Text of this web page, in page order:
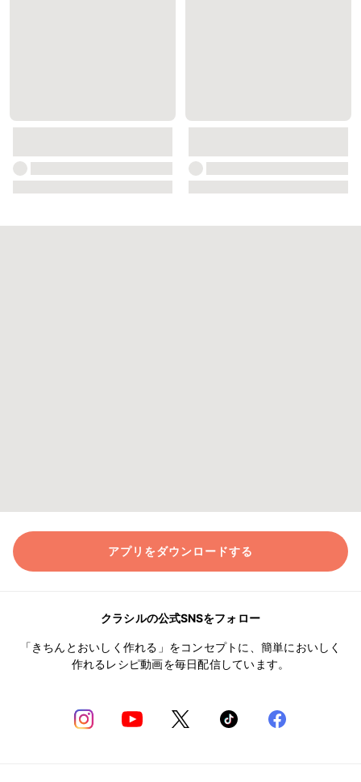
アプリをダウンロードする
クラシルの公式SNSをフォロー
「きちんとおいしく作れる」をコンセプトに、簡単においしく
作れるレシピ動画を毎日配信しています。